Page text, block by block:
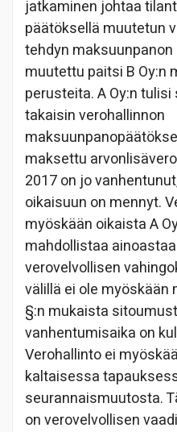
jatkaminen johtaa
päätöksellä muutetun
tehdyn
muutettu paitsi B Oy:n
perusteita. A Oy:n
takaisin verohallinnon
maksettu
2017 on jo
oikaisuun on mennyt.
myöskään oikaista A
mahdollistaa
verovelvollisen
välillä ei ole myöskään
§:n mukaista
vanhentumisaika on
Verohallinto ei
kaltaisessa
seurannaismuutosta.
on verovelvollisen